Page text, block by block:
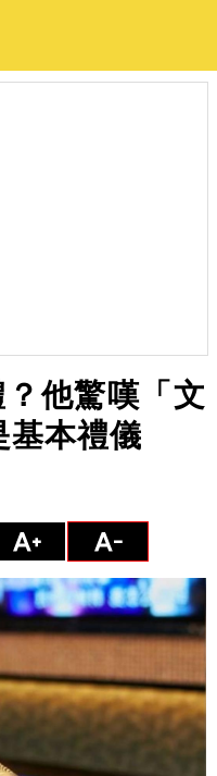
他驚嘆「文
基本禮儀